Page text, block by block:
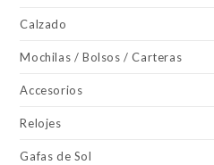
Calzado
Mochilas / Bolsos / Carteras
Accesorios
Relojes
Gafas de Sol